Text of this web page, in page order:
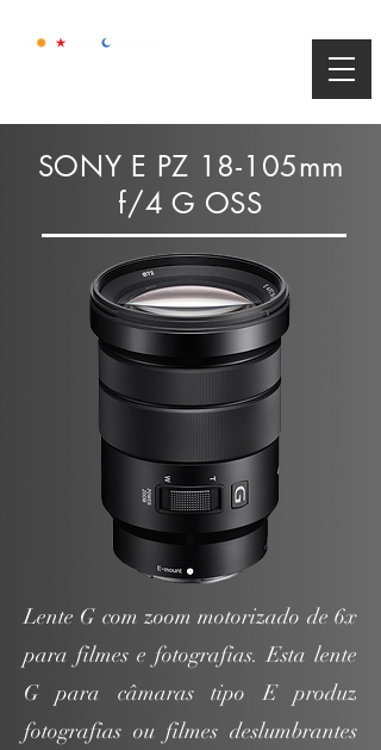
SONY E PZ 18-105mm
f/4 G OSS
Lente G com zoom motorizado de 6x
para filmes e fotografias. Esta lente
G para câmaras tipo E produz
fotografias ou filmes deslumbrantes